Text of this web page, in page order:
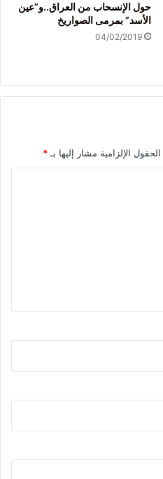
حول الإنسحاب من العراق..و”عين
الأسد” بمرمى الصواريخ
04/02/2019
الحقول الإلزامية مشار إليها بـ *